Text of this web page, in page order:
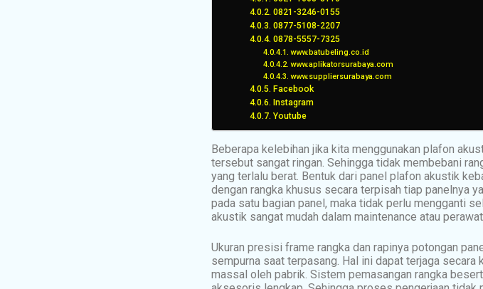
0821-3246-0155
0877-5108-2207
0878-5557-7325
www.batubeling.co.id
www.aplikatorsurabaya.com
www.suppliersurabaya.com
Facebook
Instagram
Youtube
Beberapa kelebihan jika kita menggunakan plafon
tersebut sangat ringan. Sehingga tidak membebani
yang terlalu berat. Bentuk dari panel plafon akustik
dengan rangka khusus secara terpisah tiap panelnya
pada satu bagian panel, maka tidak perlu mengganti
akustik sangat mudah dalam maintenance atau
Ukuran presisi frame rangka dan rapinya potongan
sempurna saat terpasang. Hal ini dapat terjaga
massal oleh pabrik. Sistem pemasangan rangka